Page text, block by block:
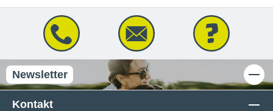
Newsletter
Kontakt